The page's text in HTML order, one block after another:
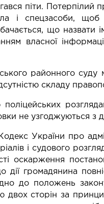
піти. Потерпілий
і спецзасоби,
що назвати
власної
районного суду
складу
не узгоджуються з
України про
і судового
оскарження
дії громадянина
до положень
двох сторін за